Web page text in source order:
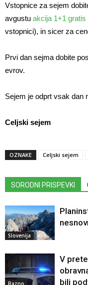
Vstopnice za sejem
avgustu akcija 1+1 gratis
vstopnici), in sicer za
Prvi dan sejma dobite
evrov.
Sejem je odprt vsak dan
Celjski sejem
OZNAKE Celjski sejem
SORODNI PRISPEVKI
Slovenija
Razno
V
bili